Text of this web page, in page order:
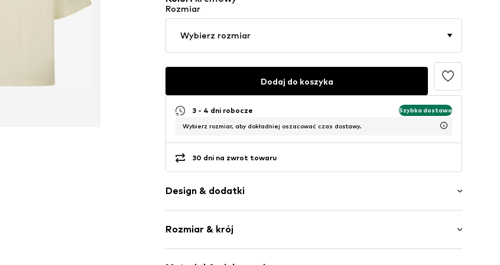
Rozmiar
Wybierz rozmiar
Dodaj do koszyka
3 - 4 dni robocze Szybka dostawa
Wybierz rozmiar, aby dokładniej oszacować czas dostawy.
30 dni na zwrot towaru
Design & dodatki
Dżersej
Okrągły dekolt
Obszyte brzegi
Rozmiar & krój